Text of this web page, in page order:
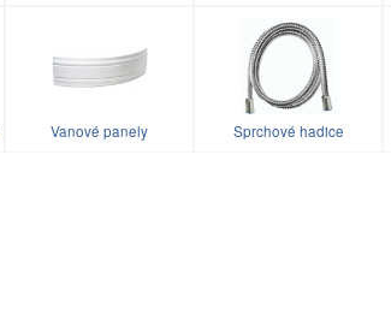
Vanové panely Sprchové hadice